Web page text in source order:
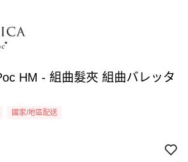
HM - 組曲髮夾 組曲バレッタ
國家/地區配送